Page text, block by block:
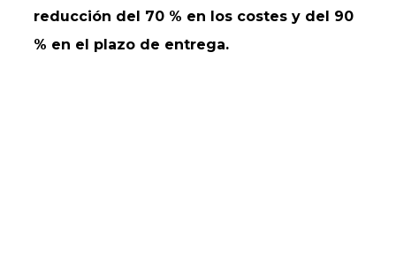
reducción del 70 % en los costes y del 90
% en el plazo de entrega.